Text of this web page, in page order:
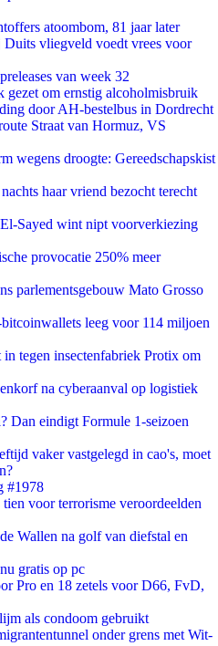
atoombom, 81 jaar later
vliegveld voedt vrees voor
van week 32
gezet om ernstig alcoholmisbruik
door AH-bestelbus in Dordrecht
Straat van Hormuz, VS
wegens droogte: Gereedschapskist
haar vriend bezocht terecht
Sayed wint nipt voorverkiezing
provocatie 250% meer
parlementsgebouw Mato Grosso
leeg voor 114 miljoen
tegen insectenfabriek Protix om
na cyberaanval op logistiek
Dan eindigt Formule 1-seizoen
vaker vastgelegd in cao's, moet
#1978
voor terrorisme veroordeelden
Wallen na golf van diefstal en
gratis op pc
Pro en 18 zetels voor D66, FvD,
als condoom gebruikt
onder grens met Wit-